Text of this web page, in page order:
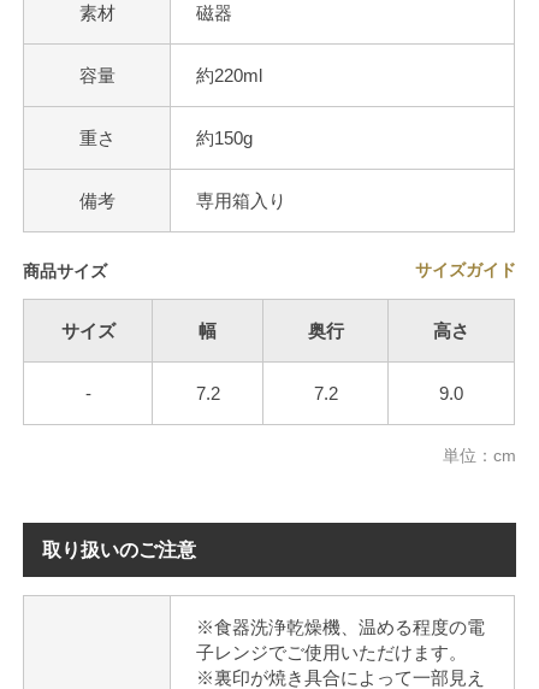
素材 磁器
容量 約220ml
重さ 約150g
備考 専用箱入り
商品サイズ サイズガイド
サイズ 幅 奥行 高さ
- 7.2 7.2 9.0
単位：cm
取り扱いのご注意
※食器洗浄乾燥機、温める程度の電
子レンジでご使用いただけます。
※裏印が焼き具合によって一部見え